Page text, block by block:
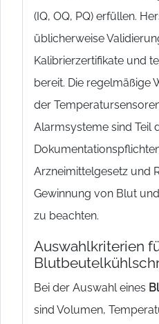
(IQ, OQ, PQ) erfüllen.
üblicherweise
Kalibrierzertifikate und
bereit. Die regelmäßige
der
Alarmsysteme sind Teil
Arzneimittelgesetz und
Gewinnung von Blut
zu beachten.
Auswahlkriterien
Bei der Auswahl eines
sind Volumen,